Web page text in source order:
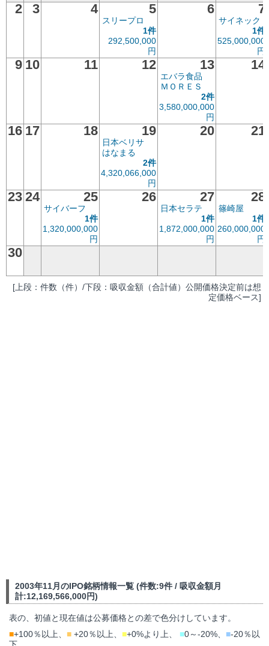
2 3 4 5
スリープロ
1件
292,500,000
円
6 7
サイネック
1件
525,000,000
円
9 10 11 12 13
エバラ食品
ＭＯＲＥＳ
2件
3,580,000,000
円
14
16 17 18 19
日本ベリサ
はなまる
2件
4,320,066,000
円
20 21
23 24 25
サイバーフ
1件
1,320,000,000
円
26 27
日本セラテ
1件
1,872,000,000
円
28
篠崎屋
1件
260,000,000
円
30
[上段：件数（件）/下段：吸収金額（合計値）公開価格決定前は想
定価格ベース]
2003年11月のIPO銘柄情報一覧 (件数:9件 / 吸収金額月
計:12,169,566,000円)
表の、初値と現在値は公募価格との差で色分けしています。
■+100％以上、 ■ +20％以上、 ■+0%より上、 ■0～-20%、 ■-20％以